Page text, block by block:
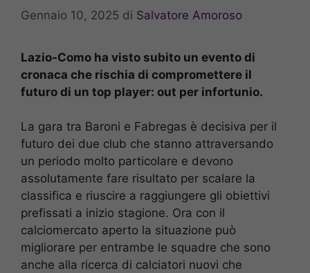
Gennaio 10, 2025 di Salvatore Amoroso
Lazio-Como ha visto subito un evento di
cronaca che rischia di compromettere il
futuro di un top player: out per infortunio.
La gara tra Baroni e Fabregas è decisiva per il
futuro dei due club che stanno attraversando
un periodo molto particolare e devono
assolutamente fare risultato per scalare la
classifica e riuscire a raggiungere gli obiettivi
prefissati a inizio stagione. Ora con il
calciomercato aperto la situazione può
migliorare per entrambe le squadre che sono
anche alla ricerca di calciatori nuovi che